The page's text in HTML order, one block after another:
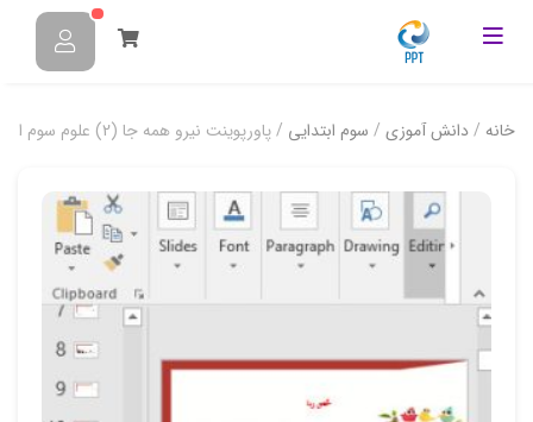
خانه /دانش آموزی / سوم ابتدایی / پاورپوینت نیرو همه جا (2) علوم سوم ابتدایی